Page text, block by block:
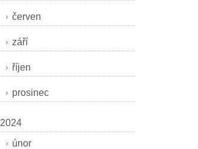
červen
září
říjen
prosinec
2024
únor